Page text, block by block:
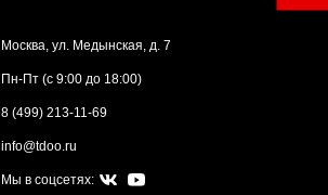
Москва, ул. Медынская, д. 7
Пн-Пт (с 9:00 до 18:00)
8 (499) 213-11-69
info@tdoo.ru
Мы в соцсетях: